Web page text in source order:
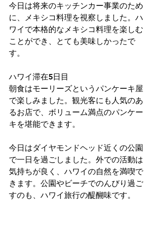
今日は将来のキッチンカー事業のため
に、メキシコ料理を視察しました。ハ
ワイで本格的なメキシコ料理を楽しむ
ことができ、とても美味しかったで
す。
ハワイ滞在5日目
朝食はモーリーズというパンケーキ屋
で楽しみました。観光客にも人気のあ
るお店で、ボリューム満点のパンケー
キを堪能できます。
今日はダイヤモンドヘッド近くの公園
で一日を過ごしました。外での活動は
気持ちが良く、ハワイの自然を満喫で
きます。公園やビーチでのんびり過ご
すのも、ハワイ旅行の醍醐味です。